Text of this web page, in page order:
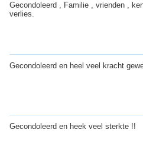
Gecondoleerd , Familie , vrienden ,
verlies.
Gecondoleerd en heel veel kracht
Gecondoleerd en heek veel sterkte !!